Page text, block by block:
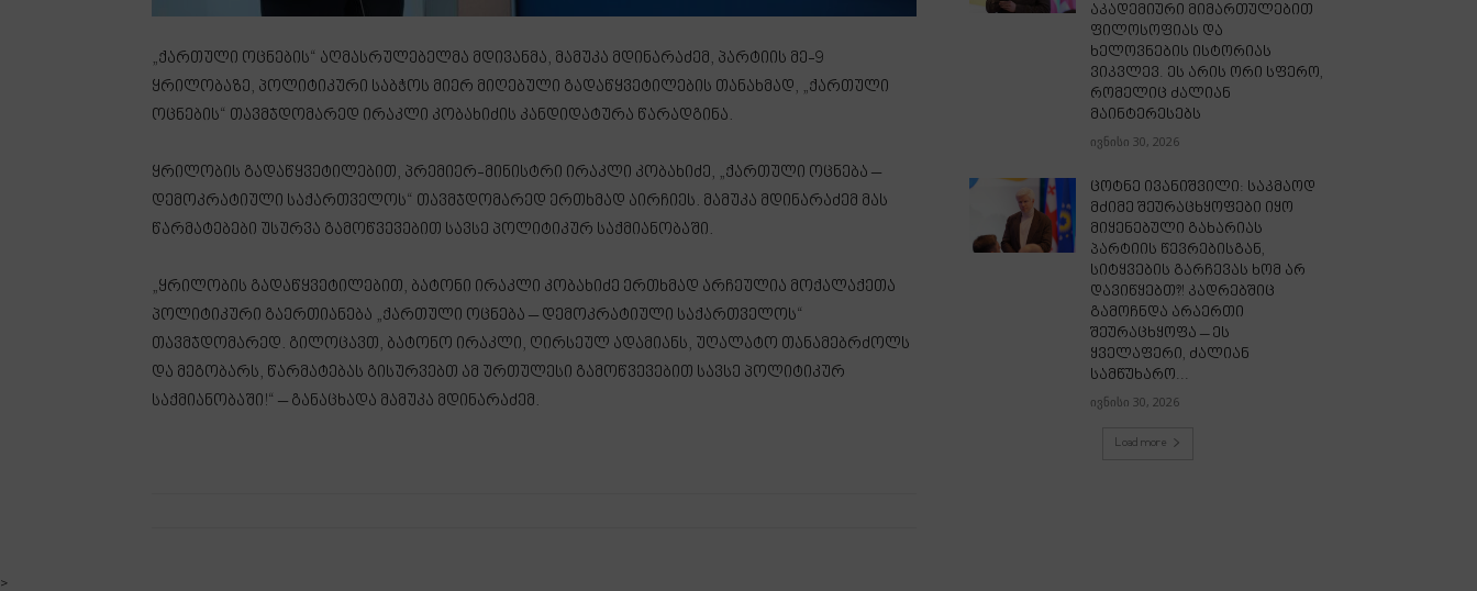
„ქართული ოცნების“ აღმასრულებელმა მდივანმა, მამუკა მდინარაძემ, პარტიის მე-9
ყრილობაზე, პოლიტიკური საბჭოს მიერ მიღებული გადაწყვეტილების თანახმად, „ქართული
ოცნების“ თავმჯდომარედ ირაკლი კობახიძის კანდიდატურა წარადგინა.
ყრილობის გადაწყვეტილებით, პრემიერ-მინისტრი ირაკლი კობახიძე, „ქართული ოცნება –
დემოკრატიული საქართველოს“ თავმჯდომარედ ერთხმად აირჩიეს. მამუკა მდინარაძემ მას
წარმატებები უსურვა გამოწვევებით სავსე პოლიტიკურ საქმიანობაში.
„ყრილობის გადაწყვეტილებით, ბატონი ირაკლი კობახიძე ერთხმად არჩეულია მოქალაქეთა
პოლიტიკური გაერთიანება „ქართული ოცნება – დემოკრატიული საქართველოს“
თავმჯდომარედ. გილოცავთ, ბატონო ირაკლი, ღირსეულ ადამიანს, უღალატო თანამებრძოლს
და მეგობარს, წარმატებას გისურვებთ ამ ურთულესი გამოწვევებით სავსე პოლიტიკურ
საქმიანობაში!“ – განაცხადა მამუკა მდინარაძემ.
აკადემიური მიმართულებით
ფილოსოფიას და
ხელოვნების ისტორიას
ვიკვლევ. ეს არის ორი სფერო,
რომელიც ძალიან
მაინტერესებს
ივნისი 30, 2026
ცოტნე ივანიშვილი: საკმაოდ
მძიმე შეურაცხყოფები იყო
მიყენებული გახარიას
პარტიის წევრებისგან,
სიტყვების გარჩევას ხომ არ
დავიწყებთ?! კადრებშიც
გამოჩნდა არაერთი
შეურაცხყოფა – ეს
ყველაფერი, ძალიან
სამწუხარო...
ივნისი 30, 2026
Load more
>